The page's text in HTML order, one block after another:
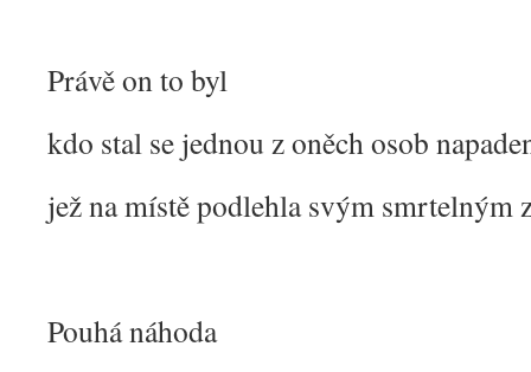
Právě on to byl
kdo stal se jednou z oněch osob
jež na místě podlehla svým smrtelným
Pouhá náhoda